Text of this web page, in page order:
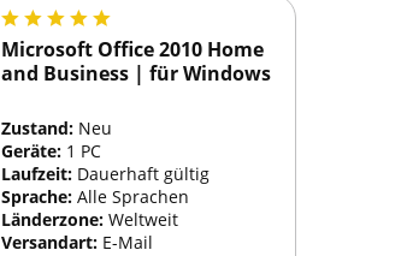
Microsoft Office 2010 Home
and Business | für Windows
Zustand: Neu
Geräte: 1 PC
Laufzeit: Dauerhaft gültig
Sprache:Alle Sprachen
Länderzone:Weltweit
Versandart: E-Mail